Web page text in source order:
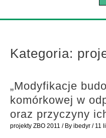
Kategoria:
„Modyfikacje
komórkowej w
oraz przyczyny
projekty ZBO 2011 / By ibedyr / 11